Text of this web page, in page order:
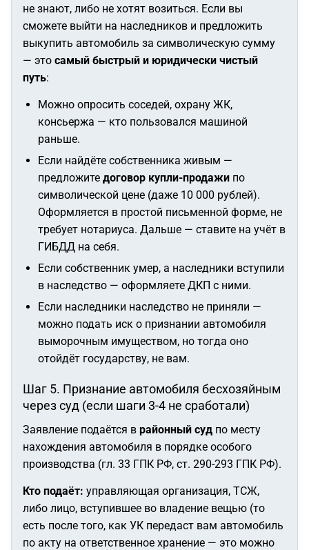
не знают, либо не хотят возиться. Если вы
сможете выйти на наследников и предложить
выкупить автомобиль за символическую сумму
— это самый быстрый и юридически чистый
путь:
Можно опросить соседей, охрану ЖК,
консьержа — кто пользовался машиной
раньше.
Если найдёте собственника живым —
предложите договор купли-продажи по
символической цене (даже 10 000 рублей).
Оформляется в простой письменной форме, не
требует нотариуса. Дальше — ставите на учёт в
ГИБДД на себя.
Если собственник умер, а наследники вступили
в наследство — оформляете ДКП с ними.
Если наследники наследство не приняли —
можно подать иск о признании автомобиля
выморочным имуществом, но тогда оно
отойдёт государству, не вам.
Шаг 5. Признание автомобиля бесхозяйным
через суд (если шаги 3-4 не сработали)
Заявление подаётся в районный суд по месту
нахождения автомобиля в порядке особого
производства (гл. 33 ГПК РФ, ст. 290-293 ГПК РФ).
Кто подаёт: управляющая организация, ТСЖ,
либо лицо, вступившее во владение вещью (то
есть после того, как УК передаст вам автомобиль
по акту на ответственное хранение — это можно